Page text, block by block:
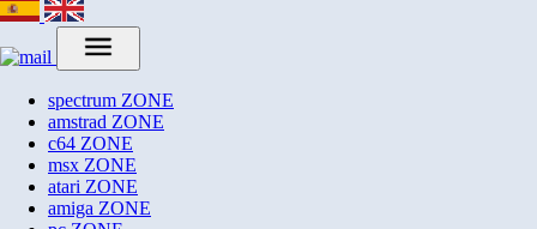
spectrum ZONE
amstrad ZONE
c64 ZONE
msx ZONE
atari ZONE
amiga ZONE